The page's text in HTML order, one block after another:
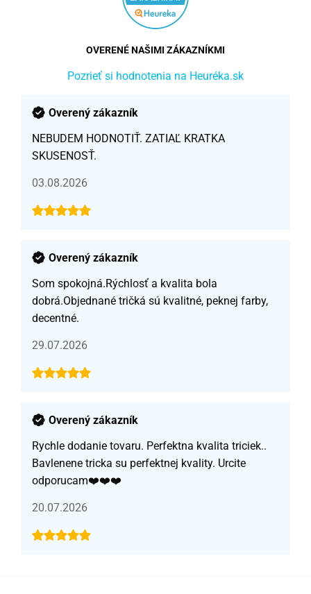
OVERENÉ NAŠIMI ZÁKAZNÍKMI
Pozrieť si hodnotenia na Heuréka.sk
Overený zákazník
NEBUDEM HODNOTIŤ. ZATIAĽ KRATKA
SKUSENOSŤ.
03.08.2026
Overený zákazník
Som spokojná.Rýchlosť a kvalita bola
dobrá.Objednané tričká sú kvalitné, peknej farby,
decentné.
29.07.2026
Overený zákazník
Rychle dodanie tovaru. Perfektna kvalita triciek..
Bavlenene tricka su perfektnej kvality. Urcite
odporucam❤️❤️❤️
20.07.2026